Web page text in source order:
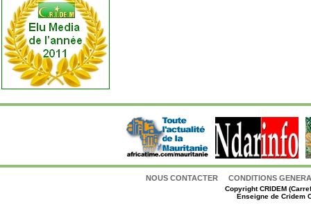
NOUS CONTACTER CONDITIONS
CopyrightCRIDEM
Enseigne de Cridem